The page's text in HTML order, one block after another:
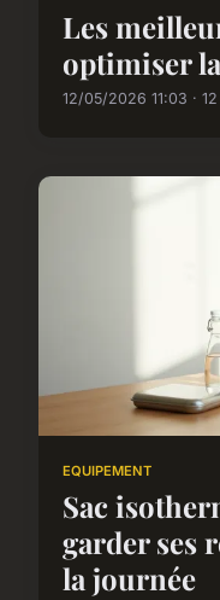
Les
optimiser
12/05/2026 11:03 ·
EQUIPEMENT
Sac
garder ses
la journée